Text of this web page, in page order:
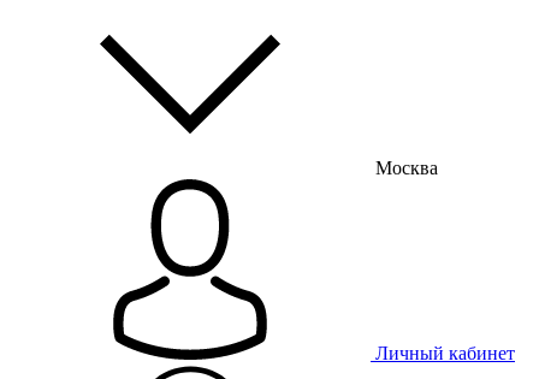
Москва
Личный кабинет